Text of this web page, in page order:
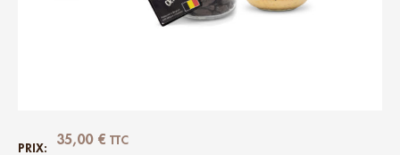
PRIX:
35,00 € TTC